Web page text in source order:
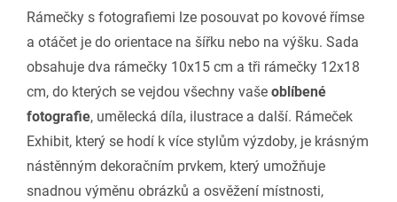
Rámečky s fotografiemi lze posouvat po kovové římse
a otáčet je do orientace na šířku nebo na výšku. Sada
obsahuje dva rámečky 10x15 cm a tři rámečky 12x18
cm, do kterých se vejdou všechny vaše oblíbené
fotografie, umělecká díla, ilustrace a další. Rámeček
Exhibit, který se hodí k více stylům výzdoby, je krásným
nástěnným dekoračním prvkem, který umožňuje
snadnou výměnu obrázků a osvěžení místnosti,